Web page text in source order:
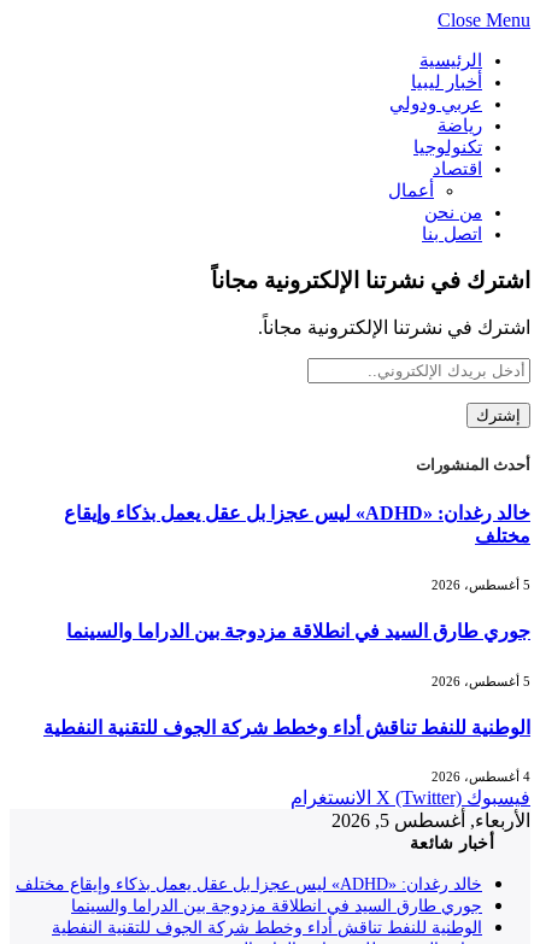
Close Menu
الرئيسية
أخبار ليبيا
عربي ودولي
رياضة
تكنولوجيا
اقتصاد
أعمال
من نحن
اتصل بنا
اشترك في نشرتنا الإلكترونية مجاناً
اشترك في نشرتنا الإلكترونية مجاناً.
أحدث المنشورات
خالد رغدان: «ADHD» ليس عجزا بل عقل يعمل بذكاء وإيقاع
مختلف
جوري طارق السيد في انطلاقة مزدوجة بين الدراما والسينما
الوطنية للنفط تناقش أداء وخطط شركة الجوف للتقنية النفطية
فيسبوك X (Twitter) الانستغرام
الأربعاء, أغسطس 5, 2026
أخبار شائعة
خالد رغدان: «ADHD» ليس عجزا بل عقل يعمل بذكاء وإيقاع مختلف
جوري طارق السيد في انطلاقة مزدوجة بين الدراما والسينما
الوطنية للنفط تناقش أداء وخطط شركة الجوف للتقنية النفطية